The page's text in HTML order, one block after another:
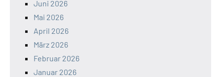
Juni 2026
Mai 2026
April 2026
März 2026
Februar 2026
Januar 2026